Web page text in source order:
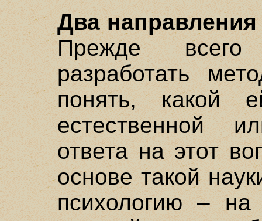
Два
Прежде
разработать
понять, какой
естественной
ответа на этот
основе такой
психологию –